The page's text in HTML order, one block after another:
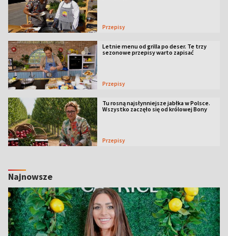
Przepisy
Letnie menu od grilla po deser. Te trzy
sezonowe przepisy warto zapisać
Przepisy
Tu rosną najsłynniejsze jabłka w Polsce.
Wszystko zaczęło się od królowej Bony
Przepisy
Najnowsze